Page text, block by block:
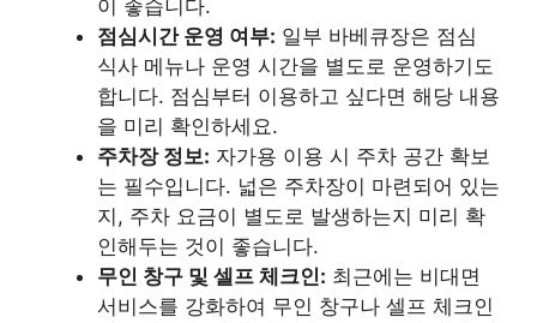
이 좋습니다.
점심시간 운영 여부: 일부 바베큐장은 점심
식사 메뉴나 운영 시간을 별도로 운영하기도
합니다. 점심부터 이용하고 싶다면 해당 내용
을 미리 확인하세요.
주차장 정보: 자가용 이용 시 주차 공간 확보
는 필수입니다. 넓은 주차장이 마련되어 있는
지, 주차 요금이 별도로 발생하는지 미리 확
인해두는 것이 좋습니다.
무인 창구 및 셀프 체크인: 최근에는 비대면
서비스를 강화하여 무인 창구나 셀프 체크인